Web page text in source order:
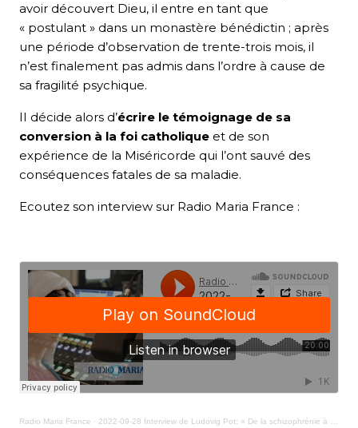
avoir découvert Dieu, il entre en tant que
« postulant » dans un monastère bénédictin ; après
une période d’observation de trente-trois mois, il
n’est finalement pas admis dans l’ordre à cause de
sa fragilité psychique.
II décide alors d’écrire le témoignage de sa
conversion à la foi catholique et de son
expérience de la Miséricorde qui l’ont sauvé des
conséquences fatales de sa maladie.
Ecoutez son interview sur Radio Maria France :
Radio Maria France · 2022-09-28 Interview de Ludovig Pot: « De la schizophrénie à Dieu » (livre)